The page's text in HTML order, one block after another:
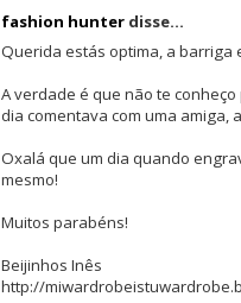
fashion hunterdisse...
Querida estás optima, a barriga
A verdade é que não te
dia comentava com uma amiga,
Oxalá que um dia quando
mesmo!
Muitos parabéns!
Beijinhos Inês
http://